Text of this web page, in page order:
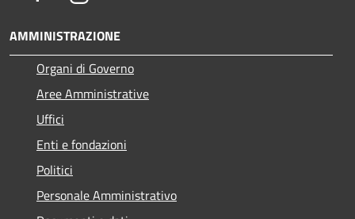
AMMINISTRAZIONE
Organi di Governo
Aree Amministrative
Uffici
Enti e fondazioni
Politici
Personale Amministrativo